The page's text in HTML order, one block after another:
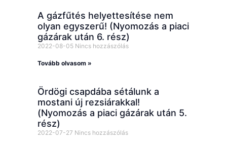
A gázfűtés helyettesítése nem
olyan egyszerű! (Nyomozás a piaci
gázárak után 6. rész)
2022-08-05 Nincs hozzászólás
Tovább olvasom »
Ördögi csapdába sétálunk a
mostani új rezsiárakkal!
(Nyomozás a piaci gázárak után 5.
rész)
2022-07-27 Nincs hozzászólás